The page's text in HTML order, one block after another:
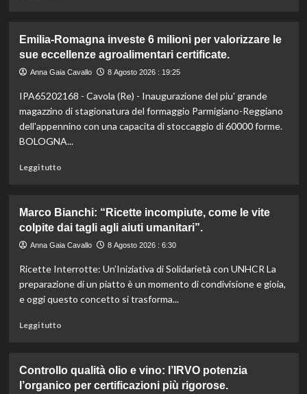
Liguria
lancia
bandi
24,4
milioni
per
il
Emilia-Romagna investe 6 milioni per valorizzare le
sue eccellenze agroalimentari certificate.
Anna Gaia Cavallo 8 Agosto 2026 : 19:25
IPA65202168 - Cavola (Re) - Inaugurazione del piu' grande
magazzino di stagionatura del formaggio Parmigiano-Reggiano
dell'appennino con una capacita di stoccaggio di 60000 forme.
BOLOGNA...
Leggi tuttoLeggi
Emilia-
Romagna
investe
milioni
per
valorizzare
Marco Bianchi: “Ricette incompiute, come le vite
colpite dai tagli agli aiuti umanitari”.
Anna Gaia Cavallo 8 Agosto 2026 : 6:30
Ricette Interrotte: Un’Iniziativa di Solidarietà con UNHCR La
preparazione di un piatto è un momento di condivisione e gioia,
e oggi questo concetto si trasforma...
Leggi tuttoLeggi
Marco
Bianchi:
Controllo qualità olio e vino: l’IRVO potenzia
l’organico per certificazioni più rigorose.